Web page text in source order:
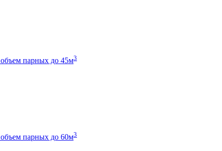
объем парных до 45м3
объем парных до 60м3